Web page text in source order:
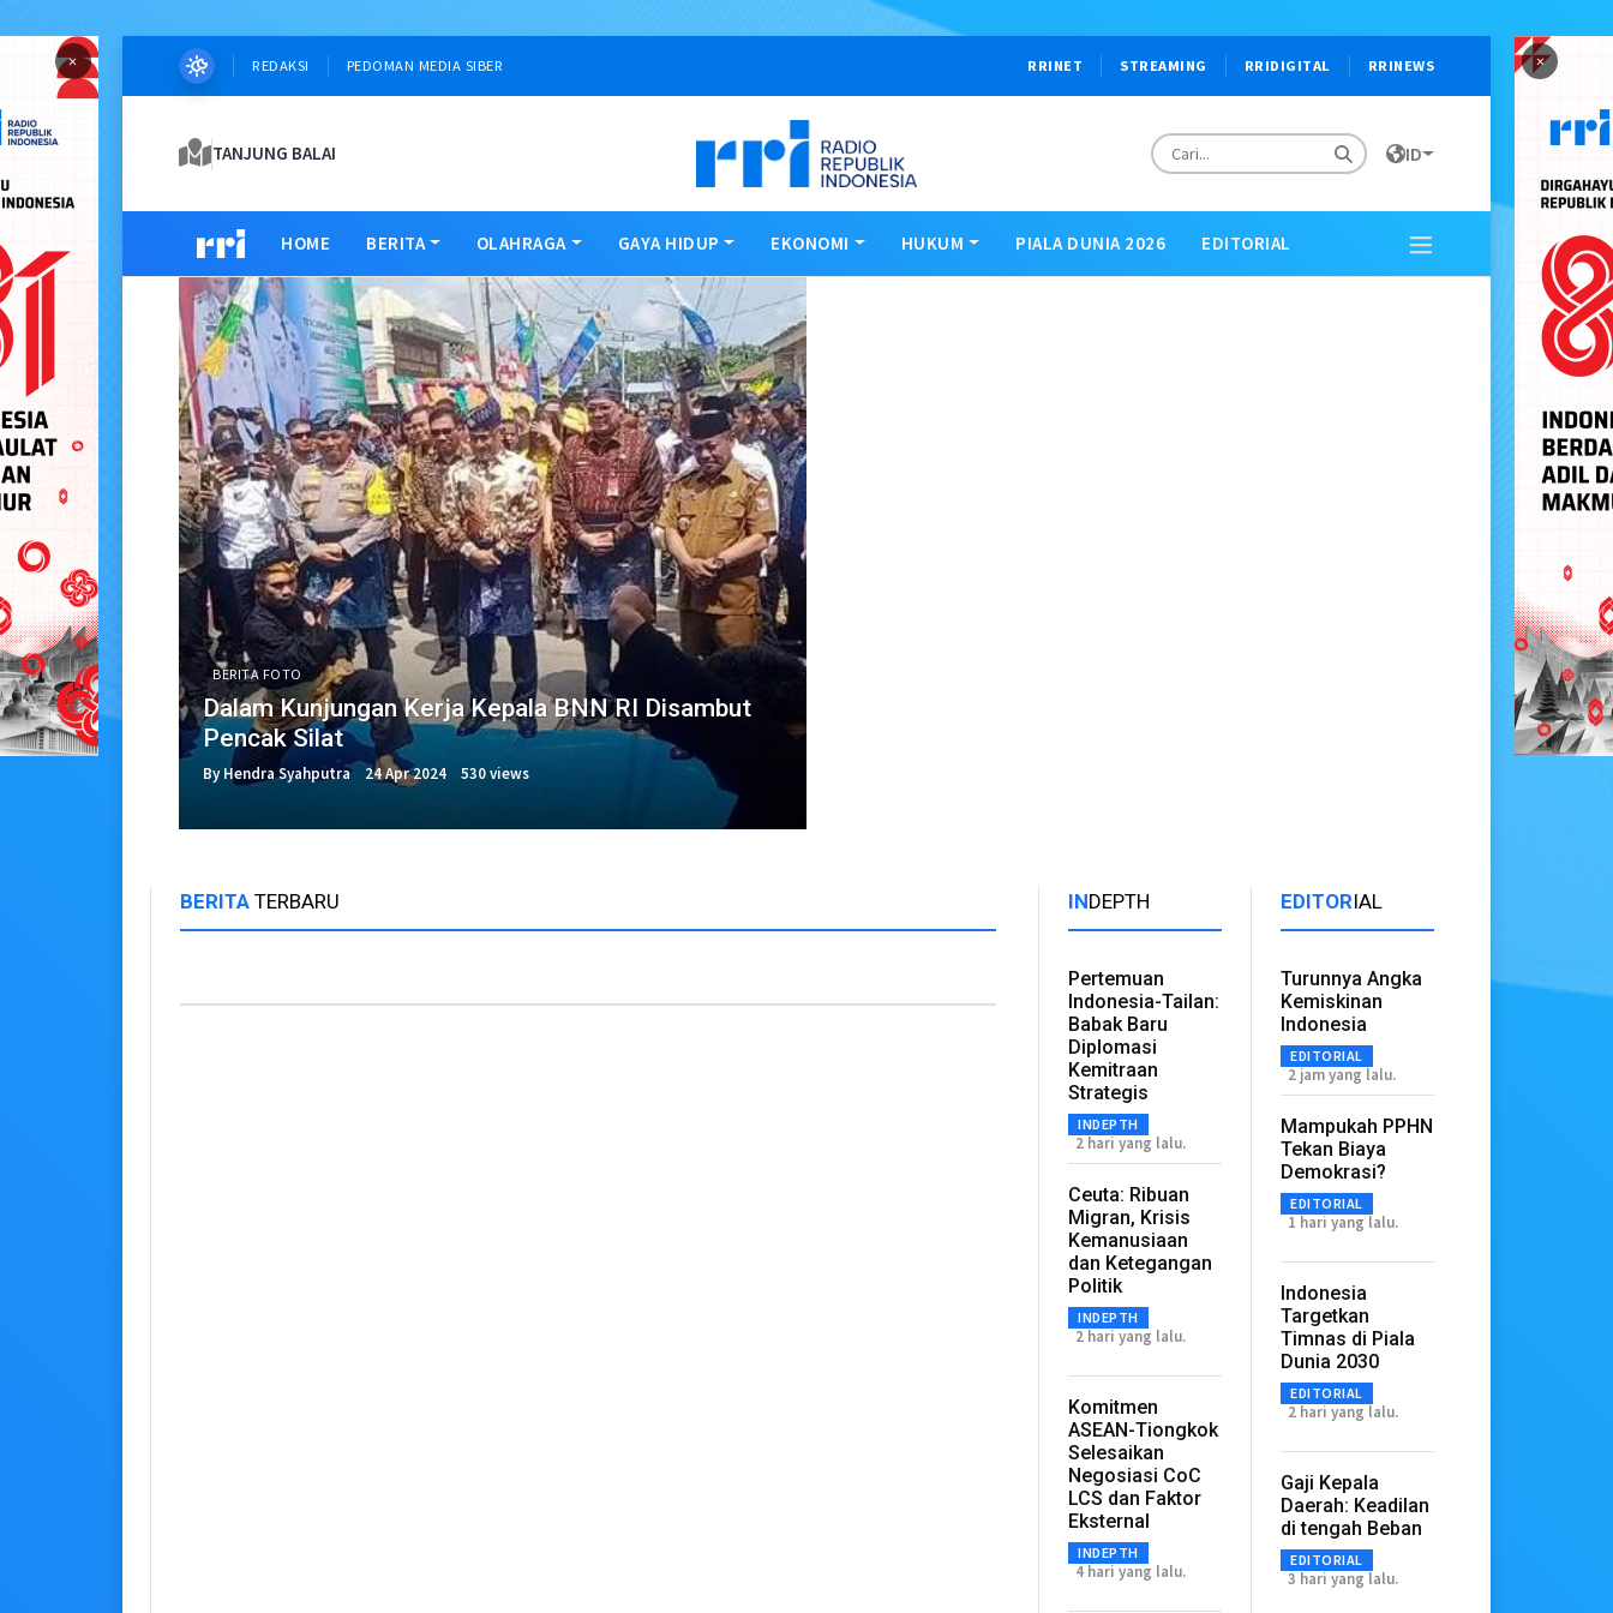
× ×
REDAKSI PEDOMAN MEDIA SIBER RRINET STREAMING RRIDIGITAL RRINEWS
TANJUNG BALAI ID
HOME BERITA OLAHRAGA GAYA HIDUP EKONOMI HUKUM PIALA DUNIA 2026 EDITORIAL
BERITA FOTO
Dalam Kunjungan Kerja Kepala BNN RI Disambut
Pencak Silat
By Hendra Syahputra 24 Apr 2024 530 views
BERITA TERBARU INDEPTH
Pertemuan
Indonesia-Tailan:
Babak Baru
Diplomasi
Kemitraan
Strategis
INDEPTH
2 hari yang lalu.
Ceuta: Ribuan
Migran, Krisis
Kemanusiaan
dan Ketegangan
Politik
INDEPTH
2 hari yang lalu.
Komitmen
ASEAN-Tiongkok
Selesaikan
Negosiasi CoC
LCS dan Faktor
Eksternal
INDEPTH
4 hari yang lalu.
EDITORIAL
Turunnya Angka
Kemiskinan
Indonesia
EDITORIAL
2 jam yang lalu.
Mampukah PPHN
Tekan Biaya
Demokrasi?
EDITORIAL
1 hari yang lalu.
Indonesia
Targetkan
Timnas di Piala
Dunia 2030
EDITORIAL
2 hari yang lalu.
Gaji Kepala
Daerah: Keadilan
di tengah Beban
EDITORIAL
3 hari yang lalu.